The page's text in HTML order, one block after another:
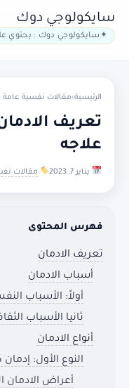
سايكولوجي دوك
سايكولوجي دوك : يحتوي
الرئيسية›مقالات نفسية عامة
تعريف
علاجه
يناير 7, 2023 مقالات
فهرس المحتوى
تعريف الادمان
أسباب الادمان
أولاً: الأسباب
ثانيا الأسباب
أنواع الادمان
النوع الأول: إدمان
أعراض الادمان